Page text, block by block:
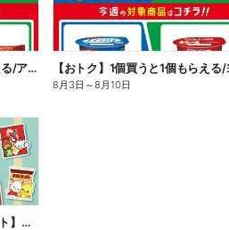
【おトク】1個買うと1個もらえる/アイス
8月3日 ～8月10日
【サンリオ×メーカーマスコット】オリジナルグッズ貰える!